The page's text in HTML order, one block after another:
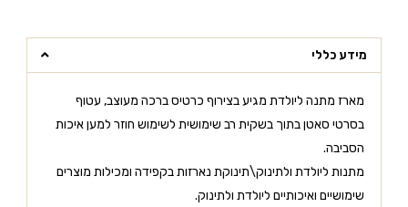
מידע כללי
מארז מתנה ליולדת מגיע בצירוף כרטיס ברכה מעוצב, עטוף
בסרטי סאטן בתוך בשקית רב שימושית לשימוש חוזר למען איכות
הסביבה.
מתנות ליולדת ולתינוק\תינוקת נארזות בקפידה ומכילות מוצרים
שימושיים ואיכותיים ליולדת ולתינוק.